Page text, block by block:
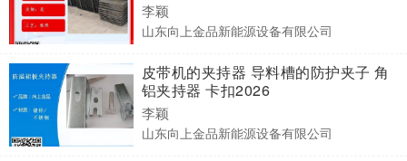
李颖
山东向上金品新能源设备有限公司
皮带机的夹持器 导料槽的防护夹子 角
铝夹持器 卡扣2026
李颖
山东向上金品新能源设备有限公司